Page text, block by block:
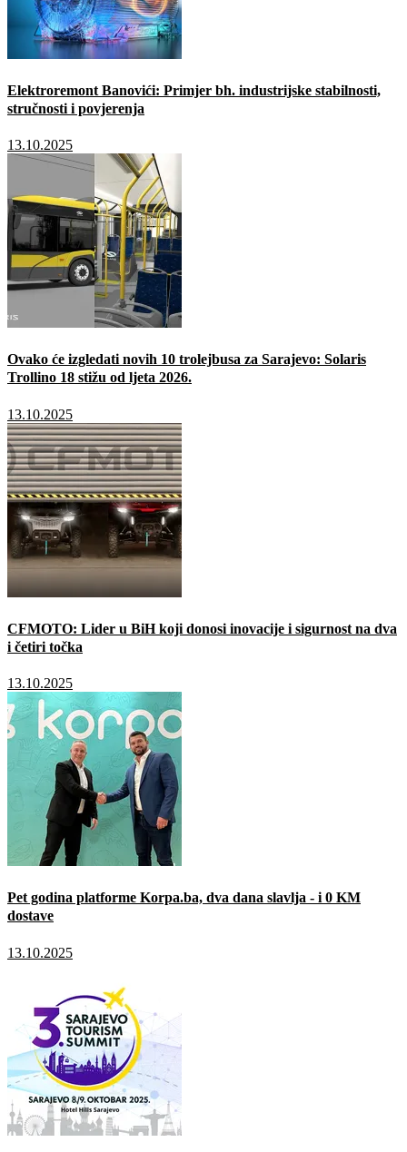
Elektroremont Banovići: Primjer bh. industrijske stabilnosti,
stručnosti i povjerenja
13.10.2025
Ovako će izgledati novih 10 trolejbusa za Sarajevo: Solaris
Trollino 18 stižu od ljeta 2026.
13.10.2025
CFMOTO: Lider u BiH koji donosi inovacije i sigurnost na dva
i četiri točka
13.10.2025
Pet godina platforme Korpa.ba, dva dana slavlja - i 0 KM
dostave
13.10.2025